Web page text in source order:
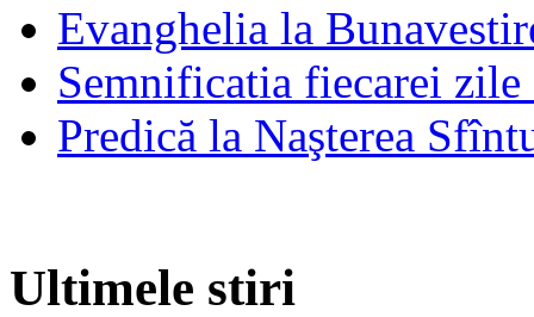
Evanghelia la
Semnificatia fiecarei
Predică la Naşterea
Ultimele stiri